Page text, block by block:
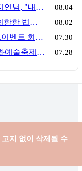
행사기획자 새내기 | 상상이룸 김지연님, "내 맘대로, 내 뜻대로 행사를 만든다 08.04
[팩트체크#02] 행사기획자 연봉, 희한한 법칙~ '첨에는 비실, 3년만 지나면 튼실' 08.02
[팩트체크#01] "취업에 도움되는...이벤트 회사, 어떻게 구분할까?"… 1인당 매출 '3억 원'의 법칙 07.30
문화기획사 무브컬쳐, 도심 속 문화예술축제 ‘서초 클래식 테마파크: 봄밤의 클래식’ 성공적 연출 07.28
고지 없이 삭제될 수